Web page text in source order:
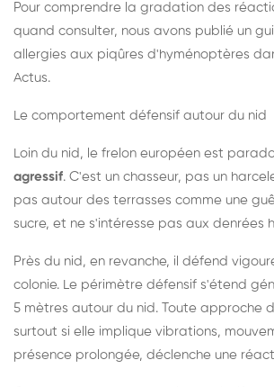
Pour comprendre la gradation des
quand consulter, nous avons publié un
allergies aux piqûres d'hyménoptères
Actus.
Le comportement défensif autour du nid
Loin du nid, le frelon européen est
agressif. C'est un chasseur, pas un
pas autour des terrasses comme une
sucre, et ne s'intéresse pas aux denrées
Près du nid, en revanche, il défend
colonie. Le périmètre défensif s'étend
5 mètres autour du nid. Toute approche
surtout si elle implique vibrations,
présence prolongée, déclenche une